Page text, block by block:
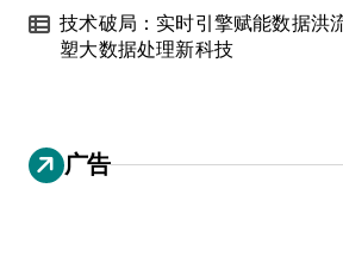
技术破局：实时引擎赋能数据洪
塑大数据处理新科技
广告